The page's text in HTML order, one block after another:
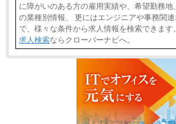
に障がいのある方の雇用実績や、希望勤務
の業種別情報、 更にはエンジニアや事務関
で、様々な条件から求人情報を検索できます
求人検索ならクローバーナビへ。